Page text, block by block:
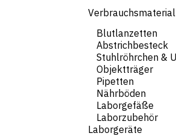
Verbrauchsmaterial
Blutlanzetten
Abstrichbesteck
Stuhlröhrchen &
Objektträger
Pipetten
Nährböden
Laborgefäße
Laborzubehör
Laborgeräte